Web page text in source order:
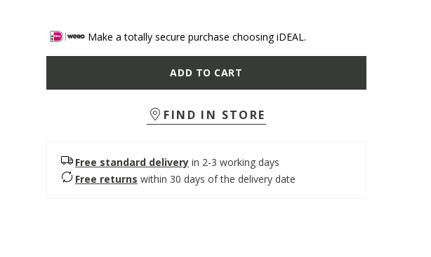
Make a totally secure purchase choosing iDEAL.
ADD TO CART
FIND IN STORE
Free standard delivery in 2-3 working days
Free returns within 30 days of the delivery date